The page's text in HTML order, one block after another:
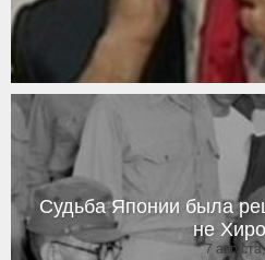
Судьба Японии была
не
7